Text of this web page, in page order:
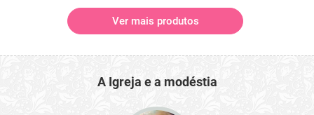
Ver mais produtos
A Igreja e a modéstia